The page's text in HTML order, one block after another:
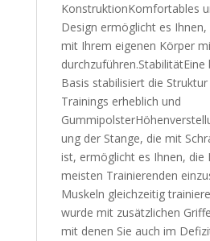
KonstruktionKomfortables
Design ermöglicht es Ihnen,
mit Ihrem eigenen Körper
durchzuführen.StabilitätEine
Basis stabilisiert die
Trainings erheblich und
ung der Stange, die mit
ist, ermöglicht es Ihnen, die
meisten Trainierenden
Muskeln gleichzeitig
wurde mit zusätzlichen
mit denen Sie auch im